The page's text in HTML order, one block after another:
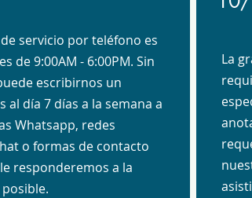
servicio por teléfono es
de 9:00AM - 6:00PM. Sin
escribirnos un
al día 7 días a la semana a
Whatsapp, redes
o formas de contacto
responderemos a la
La